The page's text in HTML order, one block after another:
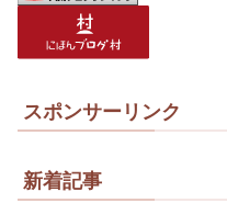
スポンサーリンク
新着記事